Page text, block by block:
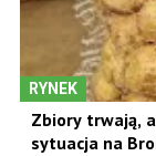
RYNEK
Zbiory trwają,
sytuacja na